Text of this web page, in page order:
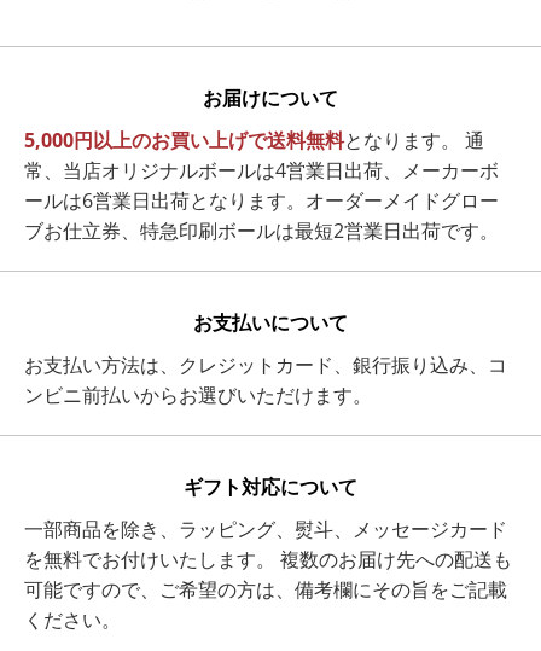
お届けについて
5,000円以上のお買い上げで送料無料となります。 通
常、当店オリジナルボールは4営業日出荷、メーカーボ
ールは6営業日出荷となります。オーダーメイドグロー
ブお仕立券、特急印刷ボールは最短2営業日出荷です。
お支払いについて
お支払い方法は、クレジットカード、銀行振り込み、コ
ンビニ前払いからお選びいただけます。
ギフト対応について
一部商品を除き、ラッピング、熨斗、メッセージカード
を無料でお付けいたします。 複数のお届け先への配送も
可能ですので、ご希望の方は、備考欄にその旨をご記載
ください。